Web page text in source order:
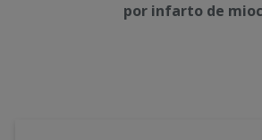
por infarto de